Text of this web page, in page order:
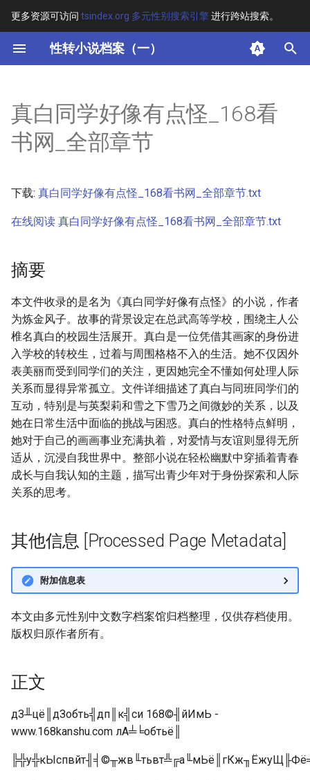
更多资源可访问 tsindex.org 多元性别搜索引擎 进行跨站搜索。
性转小说档案（一）
键
开
始
索
其他信息 [Processed Page
Metadata]
真白同学好像有点怪_168看
书网_全部章节
下载: 真白同学好像有点怪_168看书网_全部章节.txt
在线阅读 真白同学好像有点怪_168看书网_全部章节.txt
摘要
本文件收录的是名为《真白同学好像有点怪》的小说，作者
为炼金风子。故事的背景设定在总武高等学校，围绕主人公
椎名真白的校园生活展开。真白是一位凭借其画家的身份进
入学校的转校生，过着与周围格格不入的生活。她不仅因外
表美丽而受到同学们的关注，更因她完全不懂如何处理人际
关系而显得异常孤立。文件详细描述了真白与同班同学们的
互动，特别是与英梨莉和雪之下雪乃之间微妙的关系，以及
她在日常生活中面临的挑战与困惑。真白的性格特点鲜明，
她对于自己的画画事业充满执着，对爱情与友谊则显得无所
适从，沉浸自我世界中。整部小说在轻松幽默中穿插着青春
成长与自我认知的主题，描写出青少年对于身份探索和人际
关系的思考。
其他信息 [Processed Page Metadata]
附加信息表
本文由多元性别中文数字档案馆归档整理，仅供存档使用。
版权归原作者所有。
正文
дЗ╨цё║дЗобть╣дп║к╣си 168©╢йИмЬ -
www.168kanshu.com лА╧╘обтьё║